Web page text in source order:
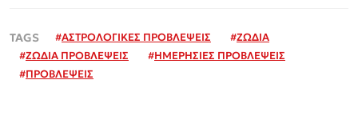
#ΑΣΤΡΟΛΟΓΙΚΕΣ ΠΡΟΒΛΕΨΕΙΣ #ΖΩΔΙΑ
#ΖΩΔΙΑ ΠΡΟΒΛΕΨΕΙΣ #ΗΜΕΡΗΣΙΕΣ ΠΡΟΒΛΕΨΕΙΣ
#ΠΡΟΒΛΕΨΕΙΣ